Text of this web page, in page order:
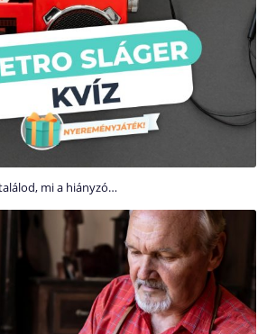
mi a hiányzó…